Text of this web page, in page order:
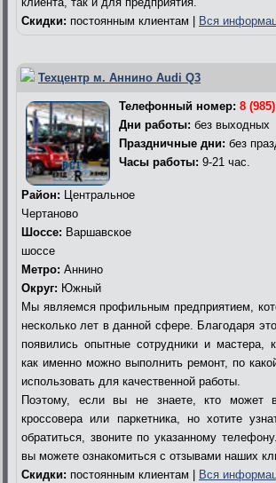
Скидки: постоянным клиентам | Вся
Техцентр м. Аннино Audi Q3
Телефонный номер: 8
Дни работы: без выходных
Праздничные дни: без
Часы работы: 9-21 час.
Район: Центральное
Чертаново
Шоссе: Варшавское
шоссе
Метро: Аннино
Округ: Южный
Мы являемся профильным предприятием,
несколько лет в данной сфере. Благодаря
появились опытные сотрудники и мастера,
как именно можно выполнить ремонт, по
использовать для качественной работы.
Поэтому, если вы не знаете, кто может
кроссовера или паркетника, но хотите
обратиться, звоните по указанному
вы можете ознакомиться с отзывами наших
Скидки: постоянным клиентам | Вся